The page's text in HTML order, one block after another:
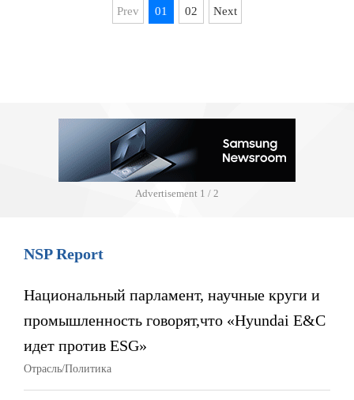
Prev 01 02 Next
Advertisement 1 / 2
NSP Report
Национальный парламент, научные круги и
промышленность говорят,что «Hyundai E&C
идет против ESG»
Отрасль/Политика